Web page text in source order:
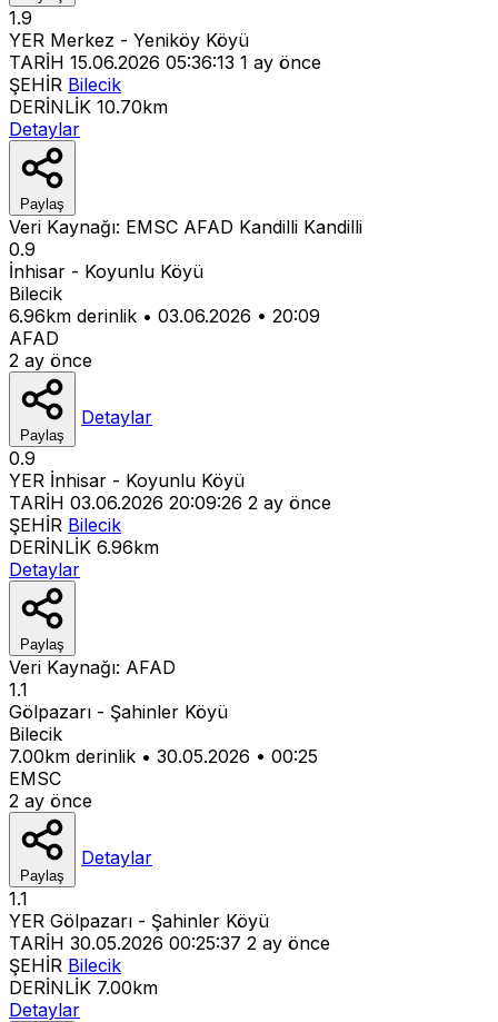
1.9
YER Merkez - Yeniköy Köyü
TARİH 15.06.2026 05:36:13 1 ay önce
ŞEHİR Bilecik
DERİNLİK 10.70km
Detaylar
Paylaş
Veri Kaynağı: EMSC AFAD Kandilli Kandilli
0.9
İnhisar - Koyunlu Köyü
Bilecik
6.96km derinlik • 03.06.2026 • 20:09
AFAD
2 ay önce
Paylaş
Detaylar
0.9
YER İnhisar - Koyunlu Köyü
TARİH 03.06.2026 20:09:26 2 ay önce
ŞEHİR Bilecik
DERİNLİK 6.96km
Detaylar
Paylaş
Veri Kaynağı: AFAD
1.1
Gölpazarı - Şahinler Köyü
Bilecik
7.00km derinlik • 30.05.2026 • 00:25
EMSC
2 ay önce
Paylaş
Detaylar
1.1
YER Gölpazarı - Şahinler Köyü
TARİH 30.05.2026 00:25:37 2 ay önce
ŞEHİR Bilecik
DERİNLİK 7.00km
Detaylar